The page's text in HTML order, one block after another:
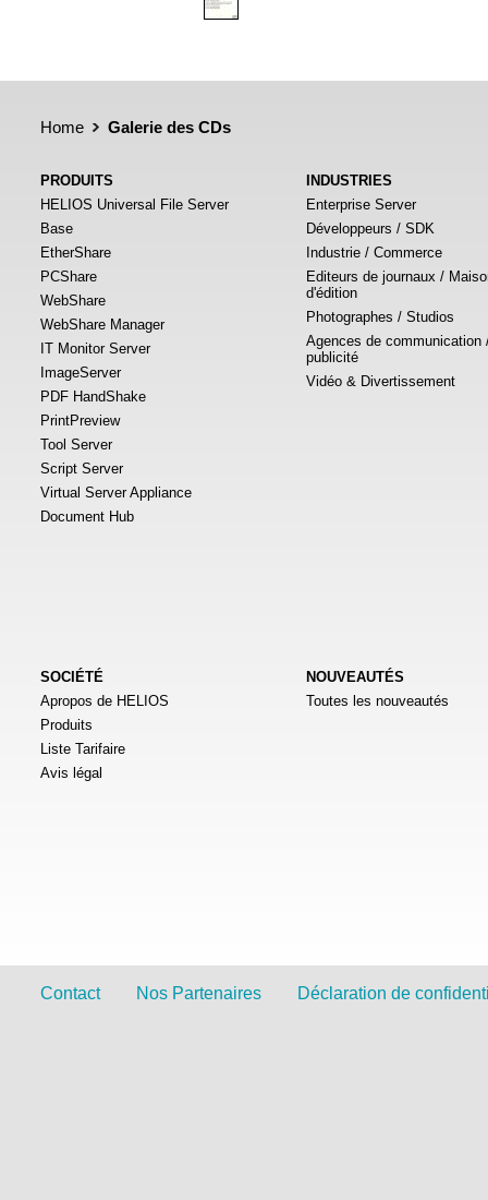
Home Galerie des CDs
PRODUITS
HELIOS Universal File Server
Base
EtherShare
PCShare
WebShare
WebShare Manager
IT Monitor Server
ImageServer
PDF HandShake
PrintPreview
Tool Server
Script Server
Virtual Server Appliance
Document Hub
INDUSTRIES
Enterprise Server
Développeurs / SDK
Industrie / Commerce
Editeurs de journaux /
d'édition
Photographes / Studios
Agences de communication
publicité
Vidéo & Divertissement
SOCIÉTÉ
Apropos de HELIOS
Produits
Liste Tarifaire
Avis légal
NOUVEAUTÉS
Toutes les nouveautés
Contact Nos Partenaires Déclaration de